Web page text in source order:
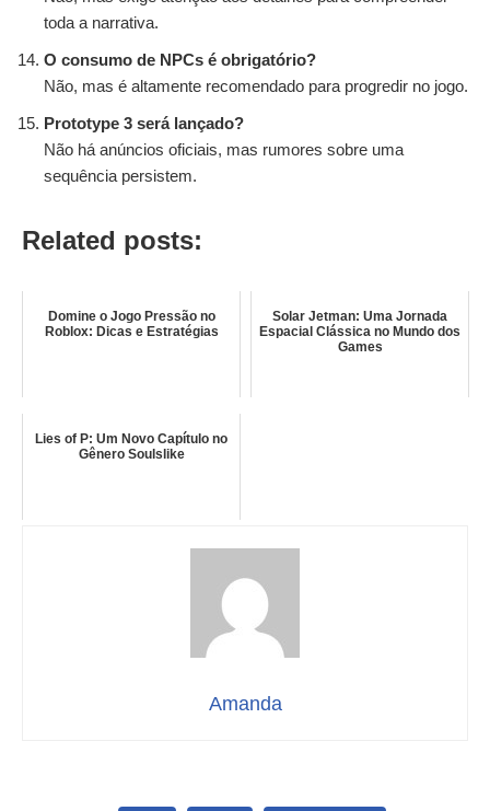
toda a narrativa.
O consumo de NPCs é obrigatório?
Não, mas é altamente recomendado para progredir no jogo.
Prototype 3 será lançado?
Não há anúncios oficiais, mas rumores sobre uma
sequência persistem.
Related posts:
Domine o Jogo Pressão no
Roblox: Dicas e Estratégias
Solar Jetman: Uma Jornada
Espacial Clássica no Mundo dos
Games
Lies of P: Um Novo Capítulo no
Gênero Soulslike
Amanda